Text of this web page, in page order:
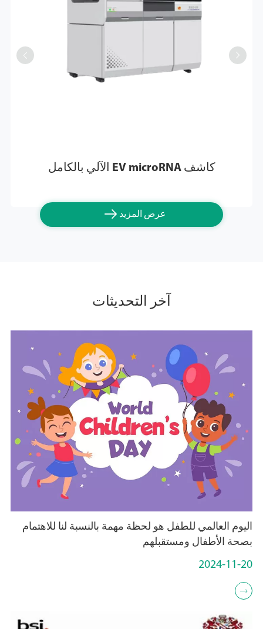
كاشف EV microRNA الآلي بالكامل
عرض المزيد 
 
آخر التحديثات
اليوم العالمي للطفل هو لحظة مهمة بالنسبة لنا للاهتمام
بصحة الأطفال ومستقبلهم
2024-11-20
